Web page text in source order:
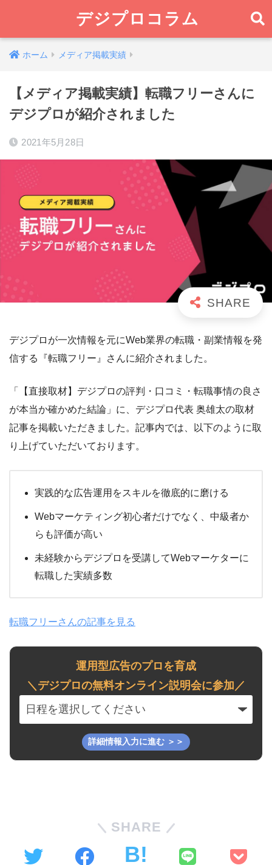
デジプロコラム
ホーム メディア掲載実績
【メディア掲載実績】転職フリーさんに
デジプロが紹介されました
2021年5月28日
デジプロが一次情報を元にWeb業界の転職・副業情報を発
信する『転職フリー』さんに紹介されました。
「【直接取材】デジプロの評判・口コミ・転職事情の良さ
が本当か確かめた結論」に、デジプロ代表 奥雄太の取材
記事を掲載いただきました。記事内では、以下のように取
り上げていただいております。
実践的な広告運用をスキルを徹底的に磨ける
Webマーケティング初心者だけでなく、中級者か
らも評価が高い
未経験からデジプロを受講してWebマーケターに
転職した実績多数
転職フリーさんの記事を見る
運用型広告のプロを育成
＼デジプロの無料オンライン説明会に参加／
SHARE